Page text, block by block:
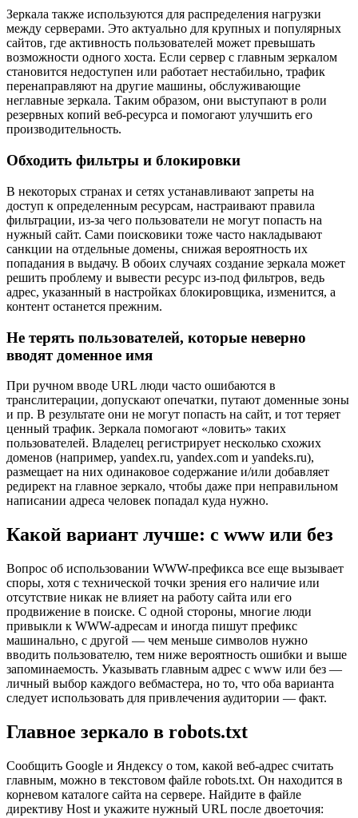
Зеркала также используются для распределения нагрузки
между серверами. Это актуально для крупных и популярных
сайтов, где активность пользователей может превышать
возможности одного хоста. Если сервер с главным зеркалом
становится недоступен или работает нестабильно, трафик
перенаправляют на другие машины, обслуживающие
неглавные зеркала. Таким образом, они выступают в роли
резервных копий веб-ресурса и помогают улучшить его
производительность.
Обходить фильтры и блокировки
В некоторых странах и сетях устанавливают запреты на
доступ к определенным ресурсам, настраивают правила
фильтрации, из-за чего пользователи не могут попасть на
нужный сайт. Сами поисковики тоже часто накладывают
санкции на отдельные домены, снижая вероятность их
попадания в выдачу. В обоих случаях создание зеркала может
решить проблему и вывести ресурс из-под фильтров, ведь
адрес, указанный в настройках блокировщика, изменится, а
контент останется прежним.
Не терять пользователей, которые неверно
вводят доменное имя
При ручном вводе URL люди часто ошибаются в
транслитерации, допускают опечатки, путают доменные зоны
и пр. В результате они не могут попасть на сайт, и тот теряет
ценный трафик. Зеркала помогают «ловить» таких
пользователей. Владелец регистрирует несколько схожих
доменов (например, yandex.ru, yandex.com и yandeks.ru),
размещает на них одинаковое содержание и/или добавляет
редирект на главное зеркало, чтобы даже при неправильном
написании адреса человек попадал куда нужно.
Какой вариант лучше: с www или без
Вопрос об использовании WWW-префикса все еще вызывает
споры, хотя с технической точки зрения его наличие или
отсутствие никак не влияет на работу сайта или его
продвижение в поиске. С одной стороны, многие люди
привыкли к WWW-адресам и иногда пишут префикс
машинально, с другой — чем меньше символов нужно
вводить пользователю, тем ниже вероятность ошибки и выше
запоминаемость. Указывать главным адрес с www или без —
личный выбор каждого вебмастера, но то, что оба варианта
следует использовать для привлечения аудитории — факт.
Главное зеркало в robots.txt
Сообщить Google и Яндексу о том, какой веб-адрес считать
главным, можно в текстовом файле robots.txt. Он находится в
корневом каталоге сайта на сервере. Найдите в файле
директиву Host и укажите нужный URL после двоеточия: